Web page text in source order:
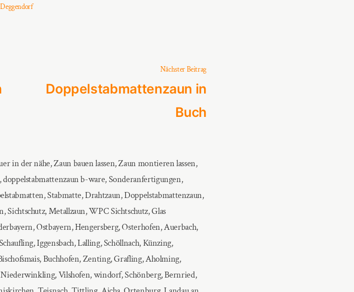
Nächster BeitragNächster
Doppelstabmattenzaun in
Buch
in der nähe, Zaun bauen lassen, Zaun montieren lassen,
b-ware, Sonderanfertigungen,
Stabmatte, Drahtzaun, Doppelstabmattenzaun,
Sichtschutz, Metallzaun, WPC Sichtschutz, Glas
Ostbayern, Hengersberg, Osterhofen, Auerbach,
Iggensbach, Lalling, Schöllnach, Künzing,
Buchhofen, Zenting, Grafling, Aholming,
Vilshofen, windorf, Schönberg, Bernried,